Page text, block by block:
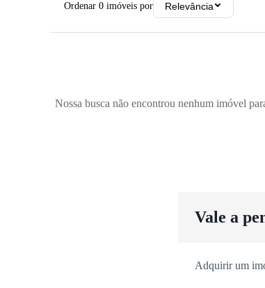
Ordenar 0 imóveis por Relevância
Nossa busca não encontrou nenhum imóvel
Vale a
Adquirir um